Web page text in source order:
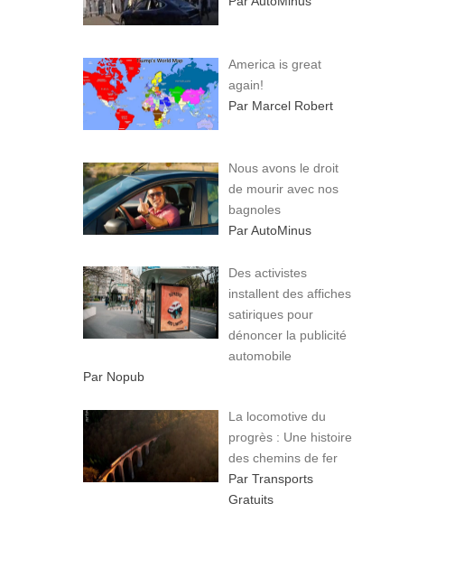
America is great
again!
Par Marcel Robert
Nous avons le droit
de mourir avec nos
bagnoles
Par AutoMinus
Des activistes
installent des affiches
satiriques pour
dénoncer la publicité
automobile
Par Nopub
La locomotive du
progrès : Une histoire
des chemins de fer
Par Transports
Gratuits